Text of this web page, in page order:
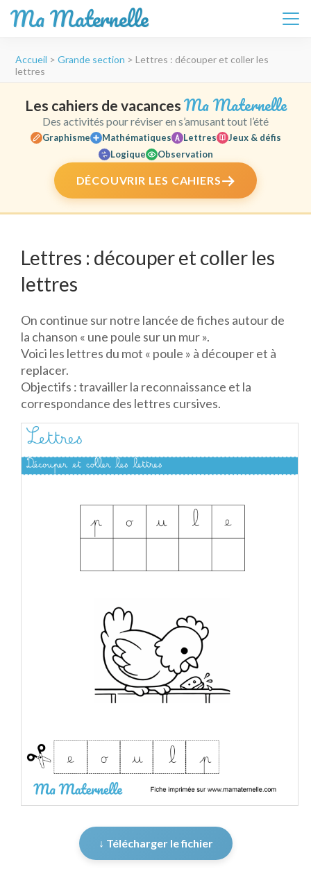
Ma Maternelle
contenu
Entrée)
Accueil > Grande section > Lettres : découper et coller les
lettres
Les cahiers de vacances Ma Maternelle
Des activités pour réviser en s’amusant tout l’été
Graphisme Mathématiques Lettres
Jeux & défis
Logique
Observation
DÉCOUVRIR LES CAHIERS
Lettres : découper et coller les
lettres
On continue sur notre lancée de fiches autour de
la chanson « une poule sur un mur ».
Voici les lettres du mot « poule » à découper et à
replacer.
Objectifs : travailler la reconnaissance et la
correspondance des lettres cursives.
↓ Télécharger le fichier